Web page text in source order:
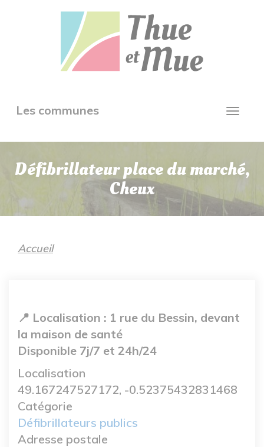
Toggle
Les communes
Défibrillateur place du marché,
Cheux
Accueil
📍 Localisation : 1 rue du Bessin, devant
la maison de santé
Disponible 7j/7 et 24h/24
Localisation
49.167247527172, -0.52375432831468
Catégorie
Défibrillateurs publics
Adresse postale
Panneau de gestion des cookies